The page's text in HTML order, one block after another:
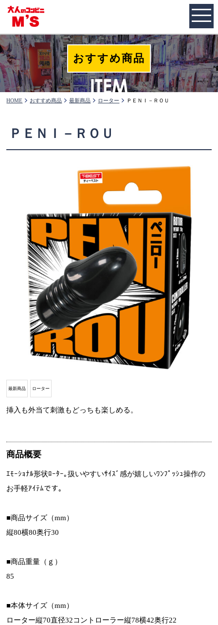
おすすめ商品
HOME おすすめ商品 最新商品 ローター ＰＥＮＩ－ＲＯＵ
ＰＥＮＩ－ＲＯＵ
最新商品 ローター
挿入も外当て刺激もどっちも楽しめる。
商品概要
ｴﾓｰｼｮﾅﾙ形状ﾛｰﾀｰ｡扱いやすいｻｲｽﾞ感が嬉しいﾜﾝﾌﾟｯｼｭ操作の
お手軽ｱｲﾃﾑです｡
■商品サイズ（mm）
縦80横80奥行30
■商品重量（ｇ）
85
■本体サイズ（mm）
ローター縦70直径32コントローラー縦78横42奥行22